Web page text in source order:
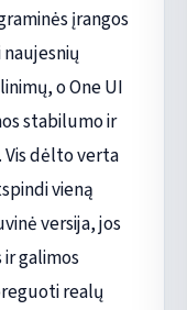
įrangos
o One UI
stabilumo ir
dėlto verta
vieną
versija, jos
galimos
realų